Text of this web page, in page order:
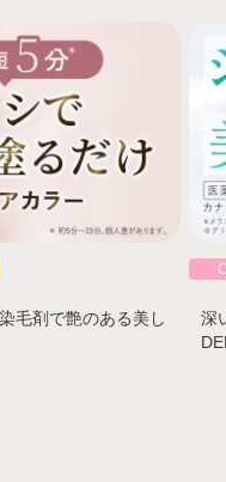
毛剤で艶のある美し
深